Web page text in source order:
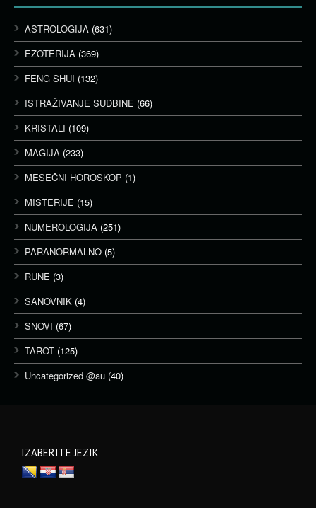
ASTROLOGIJA (631)
EZOTERIJA (369)
FENG SHUI (132)
ISTRAŽIVANJE SUDBINE (66)
KRISTALI (109)
MAGIJA (233)
MESEČNI HOROSKOP (1)
MISTERIJE (15)
NUMEROLOGIJA (251)
PARANORMALNO (5)
RUNE (3)
SANOVNIK (4)
SNOVI (67)
TAROT (125)
Uncategorized @au (40)
IZABERITE JEZIK